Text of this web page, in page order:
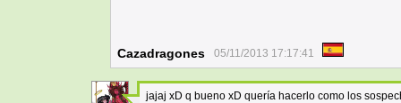
Cazadragones 05/11/2013 17:17:41
jajaj xD q bueno xD quería hacerlo como los